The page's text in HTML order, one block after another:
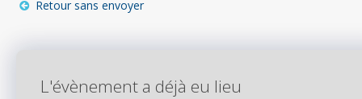
Retour sans envoyer
L'évènement a déjà eu lieu